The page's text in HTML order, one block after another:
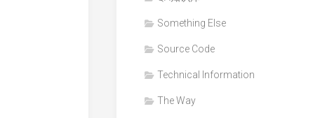
Something Else
Source Code
Technical Information
The Way